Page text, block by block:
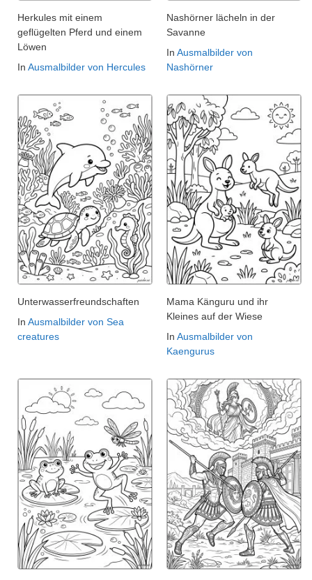
Herkules mit einem
geflügelten Pferd und einem
Löwen
In Ausmalbilder von Hercules
Nashörner lächeln in der
Savanne
In Ausmalbilder von
Nashörner
Unterwasserfreundschaften
In Ausmalbilder von Sea
creatures
Mama Känguru und ihr
Kleines auf der Wiese
In Ausmalbilder von
Kaengurus